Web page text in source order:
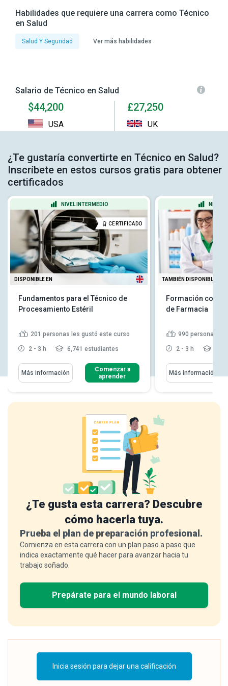
Habilidades que requiere una carrera como Técnico
en Salud
Salud Y Seguridad Ver más habilidades
Salario de Técnico en Salud
$44,200
USA
£27,250
UK
¿Te gustaría convertirte en Técnico en Salud?
Inscríbete en estos cursos gratis para obtener
certificados
NIVEL INTERMEDIO
CERTIFICADO
DISPONIBLE EN
Fundamentos para el Técnico de
Procesamiento Estéril
201 personas les gustó este curso
2 - 3 h 6,741 estudiantes
Más información
Comenzar a
aprender
NIVEL
TAMBIÉN DISPONIBLE EN
Formación como
de Farmacia
990 personas
2 - 3 h
Más información
¿Te gusta esta carrera? Descubre
cómo hacerla tuya.
Prueba el plan de preparación profesional.
Comienza en esta carrera con un plan paso a paso que
indica exactamente qué hacer para avanzar hacia tu
trabajo soñado.
Prepárate para el mundo laboral
Inicia sesión para dejar una calificación